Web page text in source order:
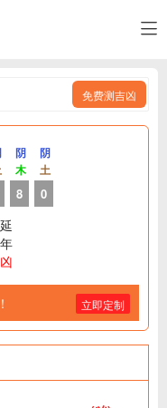
免费测吉凶
阴
木
8
阴
土
0
延
年
凶
立即定制